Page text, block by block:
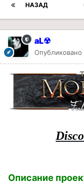
НАЗАД
aL☢
Опубликовано
Описание